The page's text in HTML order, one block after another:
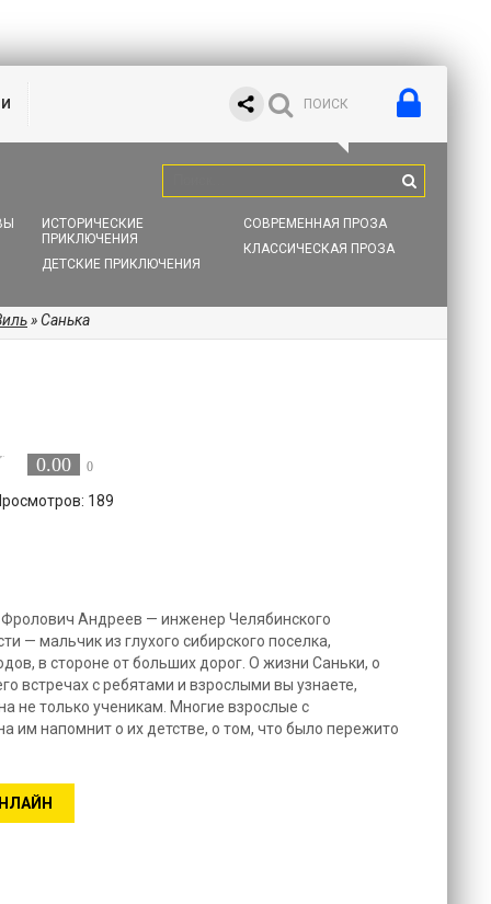
ИСТОРИЧЕСКИЕ
ПРИКЛЮЧЕНИЯ
ДЕТСКИЕ ПРИКЛЮЧЕНИЯ
СОВРЕМЕННАЯ ПРОЗА
КЛАССИЧЕСКАЯ ПРОЗА
» Санька
0.00 0
189
Андреев — инженер Челябинского
— мальчик из глухого сибирского поселка,
в стороне от больших дорог. О жизни Саньки, о
встречах с ребятами и взрослыми вы узнаете,
не только ученикам. Многие взрослые с
им напомнит о их детстве, о том, что было пережито